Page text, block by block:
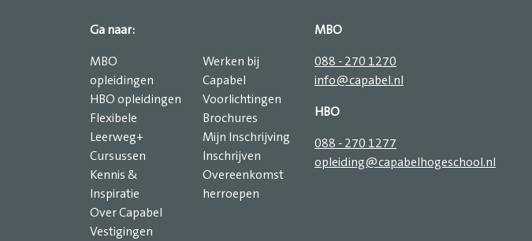
Ga naar:
MBO
opleidingen
HBO opleidingen
Flexibele
Leerweg+
Cursussen
Kennis &
Inspiratie
Over Capabel
Vestigingen
Werken bij
Capabel
Voorlichtingen
Brochures
Mijn Inschrijving
Inschrijven
Overeenkomst
herroepen
MBO
088 - 270 1270
info@capabel.nl
HBO
088 - 270 1277
opleiding@capabelhogeschool.nl